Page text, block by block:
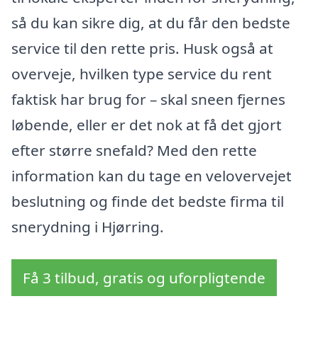
så du kan sikre dig, at du får den bedste
service til den rette pris. Husk også at
overveje, hvilken type service du rent
faktisk har brug for – skal sneen fjernes
løbende, eller er det nok at få det gjort
efter større snefald? Med den rette
information kan du tage en velovervejet
beslutning og finde det bedste firma til
snerydning i Hjørring.
Få 3 tilbud, gratis og uforpligtende